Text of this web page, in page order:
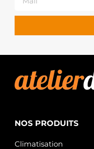
NOS PRODUITS
Climatisation